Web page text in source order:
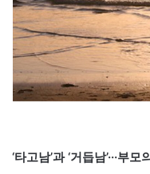
‘타고남’과 ‘거듭남’···부